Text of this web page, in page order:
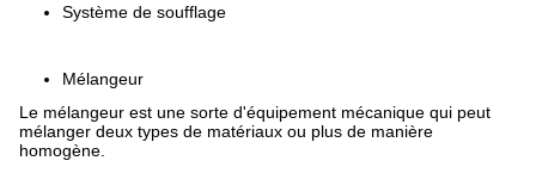
Système de soufflage
Mélangeur
Le mélangeur est une sorte d'équipement mécanique qui peut
mélanger deux types de matériaux ou plus de manière
homogène.